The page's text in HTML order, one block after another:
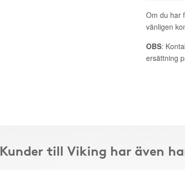
Om du har
vänligen
OBS:
ersättning
Kunder till Viking har även